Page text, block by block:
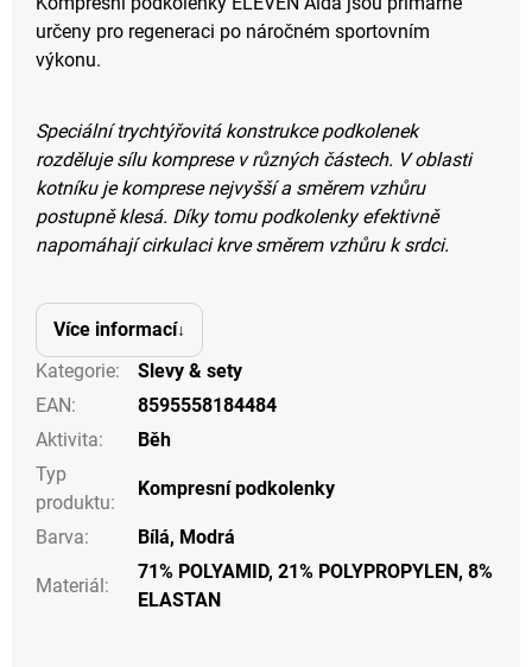
určeny pro regeneraci po náročném sportovním
výkonu.
Speciální trychtýřovitá konstrukce podkolenek
rozděluje sílu komprese v různých částech. V oblasti
kotníku je komprese nejvyšší a směrem vzhůru
postupně klesá. Díky tomu podkolenky efektivně
napomáhají cirkulaci krve směrem vzhůru k srdci.
Více informací
Kategorie:
Slevy & sety
EAN:
8595558184484
Aktivita:
Běh
Typ
produktu:
Kompresní podkolenky
Barva: Bílá, Modrá
Materiál:
71% POLYAMID, 21% POLYPROPYLEN, 8%
ELASTAN